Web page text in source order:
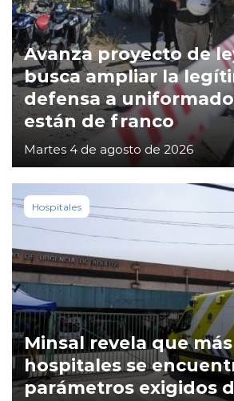
Avanza proyecto de
busca ampliar la
defensa a
están de franco
Martes 4 de agosto de 2026
Hospitales
Minsal revela que
hospitales se
parámetros exigidos